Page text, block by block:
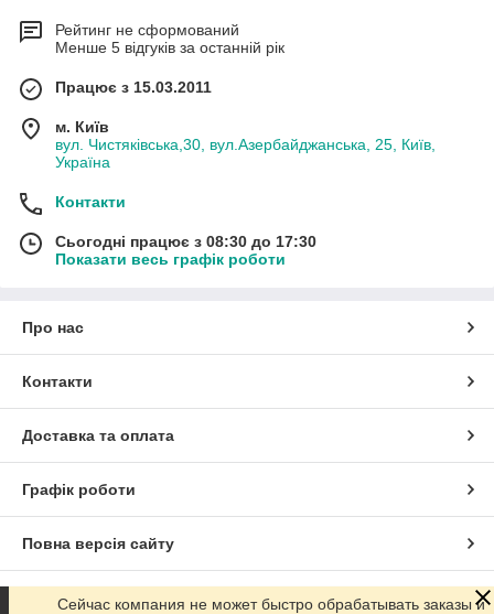
Рейтинг не сформований
Менше 5 відгуків за останній рік
Працює з 15.03.2011
м. Київ
вул. Чистяківська,30, вул.Азербайджанська, 25, Київ,
Україна
Контакти
Сьогодні працює з 08:30 до 17:30
Показати весь графік роботи
Про нас
Контакти
Доставка та оплата
Графік роботи
Повна версія сайту
Сайт створено на маркетплейсі Prom.ua
Сейчас компания не может быстро обрабатывать заказы и